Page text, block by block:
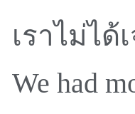
เราไม่ไ
We had